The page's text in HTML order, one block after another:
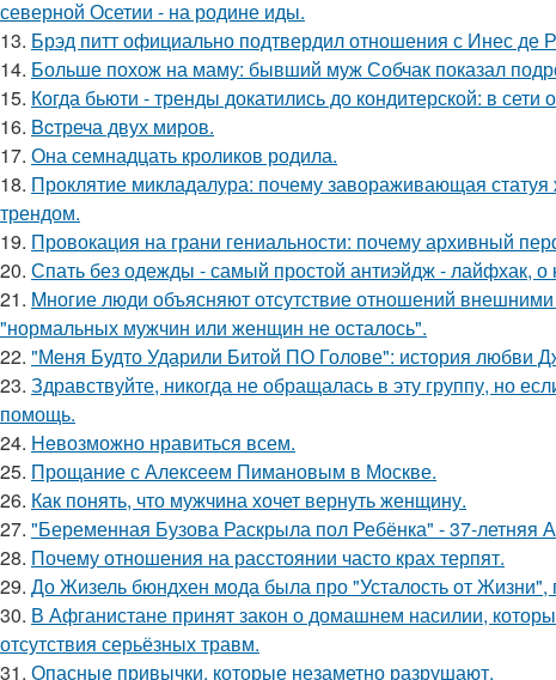
северной Осетии - на родине иды.
13. Брэд питт официально подтвердил отношения с Инес де
14. Больше похож на маму: бывший муж Собчак показал
15. Когда бьюти - тренды докатились до кондитерской: в
16. Bcтреча двух миров.
17. Она семнадцать кроликов родила.
18. Проклятие микладалура: почему завораживающая
трендом.
19. Провокация на грани гениальности: почему архивный
20. Спать без одежды - самый простой антиэйдж - лайфхак, о
21. Mногие люди объясняют отсутствие отношений
"нормальных мужчин или женщин не осталось".
22. "Меня Будто Ударили Битой ПО Голове": история любви
23. Здравствуйте, никогда не обращалась в эту группу, но
помощь.
24. Heвозможно нравиться всем.
25. Прощание с Алексеем Пимановым в Москве.
26. Как понять, что мужчина хочет вернуть женщину.
27. "Беременная Бузова Раскрыла пол Ребёнка" - 37-летняя
28. Почему отношения на расстоянии часто крах терпят.
29. До Жизель бюндхен мода была про "Усталость от
30. В Афганистане принят закон о домашнем насилии,
отсутствия серьёзных травм.
31. Опасные привычки, которые незаметно разрушают.